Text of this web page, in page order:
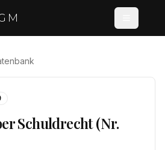
Schuldrecht (Nr.